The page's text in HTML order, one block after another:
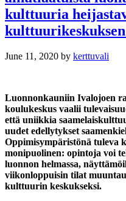
kulttuuria
June 11, 2020 by kerttuvali
Luonnonkauniin Ivalojoen
koulukeskus vaalii
että uniikkia
uudet edellytykset
Oppimisympäristönä tuleva
monipuolinen: opintoja voi
luonnon helmassa,
viikonloppuisin tilat
kulttuurin keskukseksi.